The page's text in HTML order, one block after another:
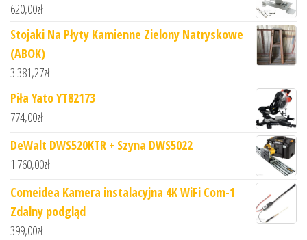
620,00zł
Stojaki Na Płyty Kamienne Zielony Natryskowe
(ABOK)
3 381,27zł
Piła Yato YT82173
774,00zł
DeWalt DWS520KTR + Szyna DWS5022
1 760,00zł
Comeidea Kamera instalacyjna 4K WiFi Com-1
Zdalny podgląd
399,00zł